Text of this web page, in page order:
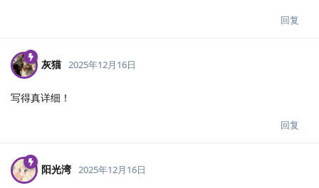
回复
灰猫 2025年12月16日
写得真详细！
回复
阳光湾 2025年12月16日